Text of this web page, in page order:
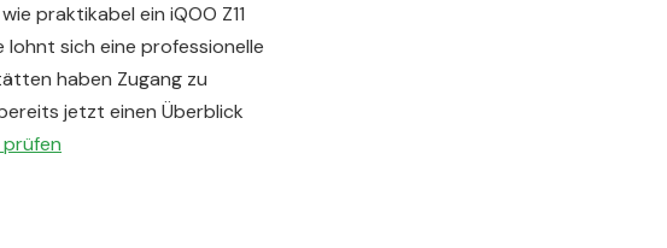
praktikabel ein iQOO Z11
lohnt sich eine professionelle
haben Zugang zu
jetzt einen Überblick